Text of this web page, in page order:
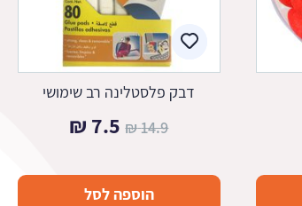
דבק פלסטלינה רב שימושי
14.9
₪ המחיר
היה:
7.5
₪המחיר
הוא:
הוספה לסל